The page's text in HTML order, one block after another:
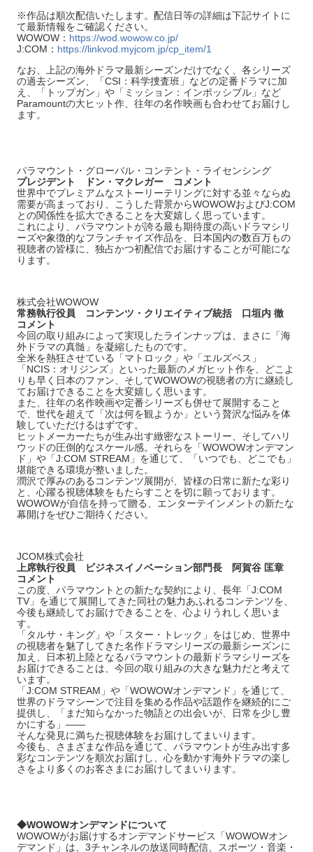
※作品は順次配信いたします。配信日等の詳細は下記サイトに
て最新情報をご確認ください。
WOWOW： https://wod.wowow.co.jp/
J:COM： https://linkvod.myjcom.jp/cp_item/1
なお、上記の海外ドラマ最新シーズンだけでなく、各シリーズ
の過去シーズン、「CSI：科学捜査班」などの定番ドラマに加
え、「トップガン」や「ミッション：インポッシブル」など
Paramountの大ヒット作、往年の名作映画も合わせてお届けし
ます。
パラマウント・グローバル・コンテント・ライセンシング
プレジデント ドン・マクレガー コメント
世界中でプレミアムなストーリーテリングに対する並々ならぬ
需要が高まっており、こうした背景からWOWOWおよびJ:COM
との関係性を拡大できることを大変嬉しく思っています。
これにより、パラマウントが誇る最も期待度の高いドラマシリ
ーズや象徴的なフランチャイズ作品を、日本国内の数百万もの
視聴者の皆様に、独占かつ初配信でお届けすることが可能にな
ります。
株式会社WOWOW
常務執行役員 コンテンツ・クリエイティブ統括 口垣内 徹
コメント
今回の取り組みによって実現したラインナップは、まさに「海
外ドラマの真髄」を凝縮したものです。
全米を熱狂させている「マトロック」や「エルズベス」
「NCIS：オリジンズ」といった最新のメガヒット作を、どこよ
りも早く日本のファン、そしてWOWOWの視聴者の方に継続し
てお届けできることを大変嬉しく思います。
また、往年の名作映画や定番シリーズも併せて展開すること
で、世代を超えて「次は何を観ようか」という贅沢な悩みを体
験していただけるはずです。
ヒットメーカーたちが生み出す緻密なストーリー、そしてハリ
ウッドの圧倒的なスケール感。それらを「WOWOWオンデマン
ド」や「J:COM STREAM」を通じて、「いつでも、どこでも」
堪能できる環境が整いました。
潤沢で厚みのあるコンテンツ展開が、皆様の日常に新たな彩り
と、心躍る視聴体験をもたらすことを切に願っております。
WOWOWが自信を持って贈る、エンターテインメントの新たな
幕開けをぜひご期待ください。
JCOM株式会社
上席執行役員 ビジネスイノベーション部門長 阿賀谷 匡章
コメント
この度、パラマウントとの新たな契約により、長年「J:COM
TV」を通じて展開してきた同社の魅力あふれるコンテンツを、
今後も継続してお届けできることを、心よりうれしく思いま
す。
「タルサ・キング」や「スター・トレック」をはじめ、世界中
の視聴者を魅了してきた名作ドラマシリーズの最新シーズンに
加え、日本初上陸となるパラマウントの最新ドラマシリーズを
お届けできることは、今回の取り組みの大きな魅力だと考えて
います。
「J:COM STREAM」や「WOWOWオンデマンド」を通じて、
世界のドラマシーンで注目を集める作品や話題作を継続的にご
提供し、「まだ知らなかった物語との出会いが、日常を少し豊
かにする」――
そんな発見に満ちた視聴体験をお届けしてまいります。
今後も、さまざまな作品を通じて、パラマウントが生み出す多
彩なコンテンツを順次お届けし、心を動かす海外ドラマの楽し
さをより多くのお客さまにお届けしてまいります。
◆WOWOWオンデマンドについて
WOWOWがお届けするオンデマンドサービス「WOWOWオン
デマンド」は、3チャンネルの放送同時配信、スポーツ・⾳楽・